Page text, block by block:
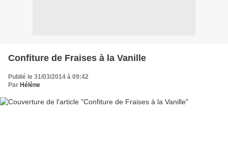
Confiture de Fraises à la Vanille
Publié le 31/03/2014 à 09:42
Par Hélène